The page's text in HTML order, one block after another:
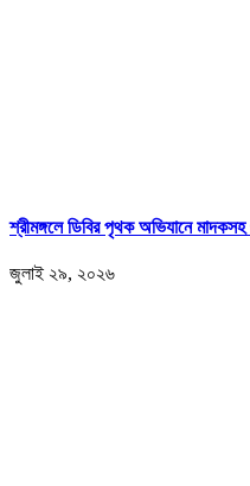
শ্রীমঙ্গলে ডিবির পৃথক অভিযানে মাদকসহ
জুলাই ২৯, ২০২৬